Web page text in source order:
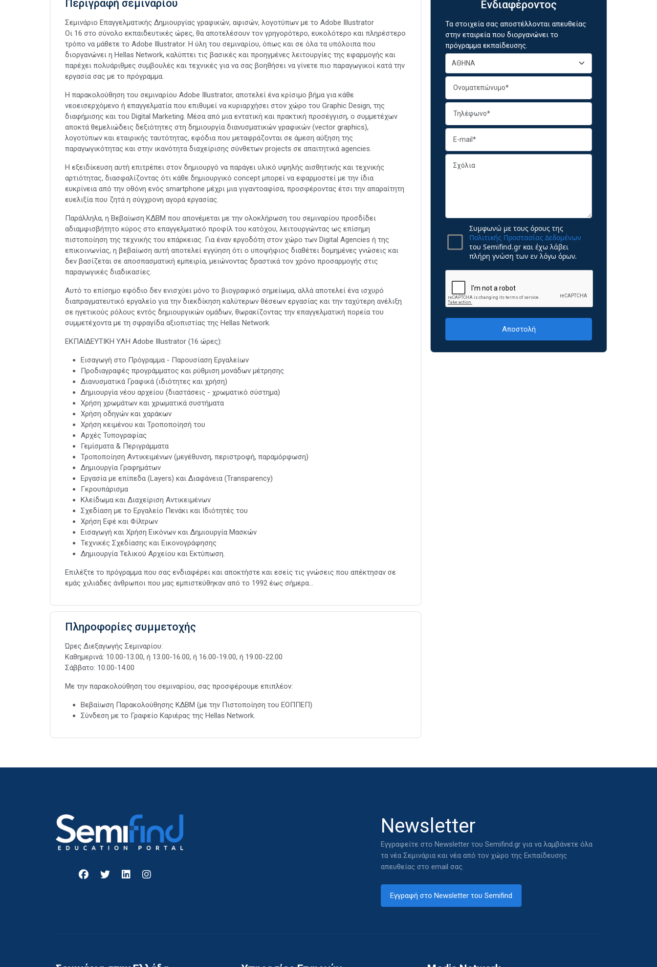
Περιγραφή σεμιναρίου
Σεμινάριο Επαγγελματικής Δημιουργίας γραφικών, αφισών, λογοτύπων με το Adobe Illustrator
Οι 16 στο σύνολο εκπαιδευτικές ώρες, θα αποτελέσουν τον γρηγορότερο, ευκολότερο και πληρέστερο
τρόπο να μάθετε το Adobe Illustrator. Η ύλη του σεμιναρίου, όπως και σε όλα τα υπόλοιπα που
διοργανώνει η Hellas Network, καλύπτει τις βασικές και προηγμένες λειτουργίες της εφαρμογής και
παρέχει πολυάριθμες συμβουλές και τεχνικές για να σας βοηθήσει να γίνετε πιο παραγωγικοί κατά την
εργασία σας με το πρόγραμμα.
Η παρακολούθηση του σεμιναρίου Adobe Illustrator, αποτελεί ένα κρίσιμο βήμα για κάθε
νεοεισερχόμενο ή επαγγελματία που επιθυμεί να κυριαρχήσει στον χώρο του Graphic Design, της
διαφήμισης και του Digital Marketing. Μέσα από μια εντατική και πρακτική προσέγγιση, ο συμμετέχων
αποκτά θεμελιώδεις δεξιότητες στη δημιουργία διανυσματικών γραφικών (vector graphics),
λογοτύπων και εταιρικής ταυτότητας, εφόδια που μεταφράζονται σε άμεση αύξηση της
παραγωγικότητας και στην ικανότητα διαχείρισης σύνθετων projects σε απαιτητικά agencies.
Η εξειδίκευση αυτή επιτρέπει στον δημιουργό να παράγει υλικό υψηλής αισθητικής και τεχνικής
αρτιότητας, διασφαλίζοντας ότι κάθε δημιουργικό concept μπορεί να εφαρμοστεί με την ίδια
ευκρίνεια από την οθόνη ενός smartphone μέχρι μια γιγαντοαφίσα, προσφέροντας έτσι την απαραίτητη
ευελιξία που ζητά η σύγχρονη αγορά εργασίας.
Παράλληλα, η Βεβαίωση ΚΔΒΜ που απονέμεται με την ολοκλήρωση του σεμιναρίου προσδίδει
αδιαμφισβήτητο κύρος στο επαγγελματικό προφίλ του κατόχου, λειτουργώντας ως επίσημη
πιστοποίηση της τεχνικής του επάρκειας. Για έναν εργοδότη στον χώρο των Digital Agencies ή της
επικοινωνίας, η βεβαίωση αυτή αποτελεί εγγύηση ότι ο υποψήφιος διαθέτει δομημένες γνώσεις και
δεν βασίζεται σε αποσπασματική εμπειρία, μειώνοντας δραστικά τον χρόνο προσαρμογής στις
παραγωγικές διαδικασίες.
Αυτό το επίσημο εφόδιο δεν ενισχύει μόνο το βιογραφικό σημείωμα, αλλά αποτελεί ένα ισχυρό
διαπραγματευτικό εργαλείο για την διεκδίκηση καλύτερων θέσεων εργασίας και την ταχύτερη ανέλιξη
σε ηγετικούς ρόλους εντός δημιουργικών ομάδων, θωρακίζοντας την επαγγελματική πορεία του
συμμετέχοντα με τη σφραγίδα αξιοπιστίας της Hellas Network.
ΕΚΠΑΙΔΕΥΤΙΚΗ ΥΛΗ Adobe Illustrator (16 ώρες):
Εισαγωγή στο Πρόγραμμα - Παρουσίαση Εργαλείων
Προδιαγραφές προγράμματος και ρύθμιση μονάδων μέτρησης
Διανυσματικά Γραφικά (ιδιότητες και χρήση)
Δημιουργία νέου αρχείου (διαστάσεις - χρωματικό σύστημα)
Χρήση χρωμάτων και χρωματικά συστήματα
Χρήση οδηγών και χαράκων
Χρήση κειμένου και Τροποποίησή του
Αρχές Τυπογραφίας
Γεμίσματα & Περιγράμματα
Τροποποίηση Αντικειμένων (μεγέθυνση, περιστροφή, παραμόρφωση)
Δημιουργία Γραφημάτων
Εργασία με επίπεδα (Layers) και Διαφάνεια (Transparency)
Γκρουπάρισμα
Κλείδωμα και Διαχείριση Αντικειμένων
Σχεδίαση με το Εργαλείο Πενάκι και Ιδιότητές του
Χρήση Εφέ και Φίλτρων
Εισαγωγή και Χρήση Εικόνων και Δημιουργία Μασκών
Τεχνικές Σχεδίασης και Εικονογράφησης
Δημιουργία Τελικού Αρχείου και Εκτύπωση.
Επιλέξτε το πρόγραμμα που σας ενδιαφέρει και αποκτήστε και εσείς τις γνώσεις που απέκτησαν σε
εμάς χιλιάδες άνθρωποι που μας εμπιστεύθηκαν από το 1992 έως σήμερα...
Πληροφορίες συμμετοχής
Ώρες Διεξαγωγής Σεμιναρίου:
Καθημερινά: 10.00-13.00, ή 13.00-16.00, ή 16.00-19.00, ή 19.00-22.00
Σάββατο: 10.00-14.00
Με την παρακολούθηση του σεμιναρίου, σας προσφέρουμε επιπλέον:
Βεβαίωση Παρακολούθησης ΚΔΒΜ (με την Πιστοποίηση του ΕΟΠΠΕΠ)
Σύνδεση με το Γραφείο Καριέρας της Hellas Network.
Ενδιαφέροντος
Τα στοιχεία σας αποστέλλονται απευθείας
στην εταιρεία που διοργανώνει το
πρόγραμμα εκπαίδευσης.
Συμφωνώ με τους όρους της
Πολιτικής Προστασίας Δεδομένων
του Semifind.gr και έχω λάβει
πλήρη γνώση των εν λόγω όρων.
Newsletter
Εγγραφείτε στο Newsletter του Semifind.gr για να λαμβάνετε όλα
τα νέα Σεμινάρια και νέα από τον χώρο της Εκπαίδευσης
απευθείας στο email σας.
Εγγραφή στο Newsletter του Semifind